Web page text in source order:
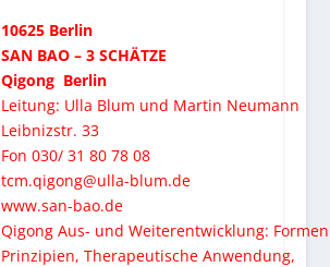
10625 Berlin
SAN BAO – 3 SCHÄTZE
Qigong Berlin
Leitung: Ulla Blum und Martin Neumann
Leibnizstr. 33
Fon 030/ 31 80 78 08
tcm.qigong@ulla-blum.de
www.san-bao.de
Qigong Aus- und Weiterentwicklung: Formen
Prinzipien, Therapeutische Anwendung,